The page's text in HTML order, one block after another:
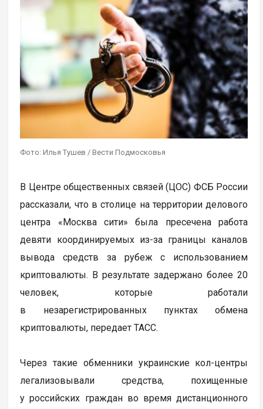
Фото: Илья Тушев / Вести Подмосковья
В Центре общественных связей (ЦОС) ФСБ России
рассказали, что в столице на территории делового
центра «Москва сити» была пресечена работа
девяти координируемых из-за границы каналов
вывода средств за рубеж с использованием
криптовалюты. В результате задержано более 20
человек, которые работали
в незарегистрированных пунктах обмена
криптовалюты, передает ТАСС.
Через такие обменники украинские кол-центры
легализовывали средства, похищенные
у российских граждан во время дистанционного